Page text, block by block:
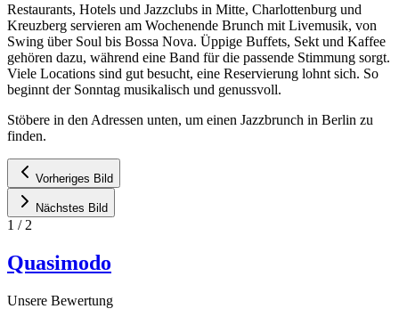
Restaurants, Hotels und Jazzclubs in Mitte, Charlottenburg und
Kreuzberg servieren am Wochenende Brunch mit Livemusik, von
Swing über Soul bis Bossa Nova. Üppige Buffets, Sekt und Kaffee
gehören dazu, während eine Band für die passende Stimmung sorgt.
Viele Locations sind gut besucht, eine Reservierung lohnt sich. So
beginnt der Sonntag musikalisch und genussvoll.
Stöbere in den Adressen unten, um einen Jazzbrunch in Berlin zu
finden.
Vorheriges Bild
Nächstes Bild
1 / 2
Quasimodo
Unsere Bewertung